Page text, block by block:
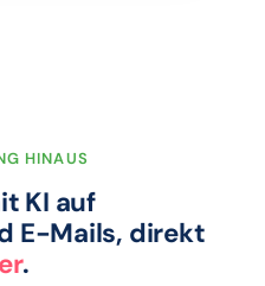
HINAUS
KI auf
E-Mails, direkt
.